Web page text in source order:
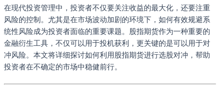
在现代投资管理中，投资者不仅要关注收益的最大化，还要注重
风险的控制。尤其是在市场波动加剧的环境下，如何有效规避系
统性风险成为投资者面临的重要课题。股指期货作为一种重要的
金融衍生工具，不仅可以用于投机获利，更关键的是可以用于对
冲风险。本文将详细探讨如何利用股指期货进行选股对冲，帮助
投资者在不确定的市场中稳健前行。